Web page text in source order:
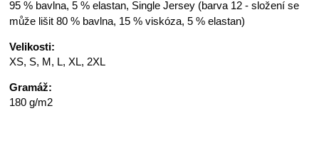
95 % bavlna, 5 % elastan, Single Jersey (barva 12 - složení se
může lišit 80 % bavlna, 15 % viskóza, 5 % elastan)
Velikosti:
XS, S, M, L, XL, 2XL
Gramáž:
180 g/m2